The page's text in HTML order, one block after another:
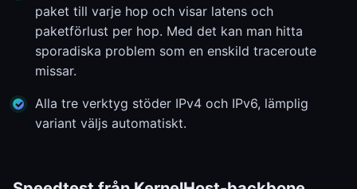
paket till varje hop och visar latens och
paketförlust per hop. Med det kan man hitta
sporadiska problem som en enskild traceroute
missar.
Alla tre verktyg stöder IPv4 och IPv6, lämplig
variant väljs automatiskt.